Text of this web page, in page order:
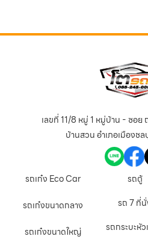
เลขที่ 11/8 หมู่ 1 หมู่บ้าน - ซอย
บ้านสวน อำเภอเมืองช
รถเก๋ง Eco Car
รถเก๋งขนาดกลาง
รถเก๋งขนาดใหญ่
รถตู้
รถ 7 ที่
รถกระบะหัว